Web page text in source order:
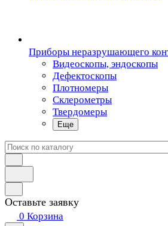
Приборы неразрушающего
Видеоскопы, эндоскопы
Дефектоскопы
Плотномеры
Склерометры
Твердомеры
Еще
Оставьте заявку
0 Корзина